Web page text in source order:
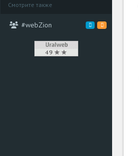
Смотрите также
#webZion